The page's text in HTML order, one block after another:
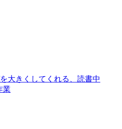
大きくしてくれる、読書中
業